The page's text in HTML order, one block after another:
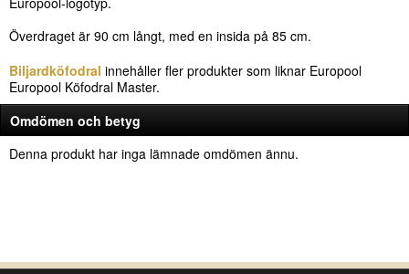
Överdraget är 90 cm långt, med en insida på 85 cm.
Biljardköfodral innehåller fler produkter som liknar Europool
Europool Köfodral Master.
Omdömen och betyg
Denna produkt har inga lämnade omdömen ännu.